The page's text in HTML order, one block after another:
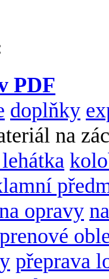
PDF
doplňky
na
opravy
přeprava